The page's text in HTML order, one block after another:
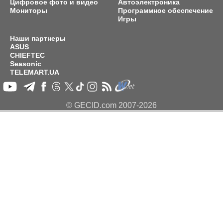
Цифровое фото и видео
Мониторы
Автоэлектроника
Программное обеспечение
Игры
Наши партнеры
ASUS
CHIEFTEC
Seasonic
TELEMART.UA
© GECID.com 2007-2026